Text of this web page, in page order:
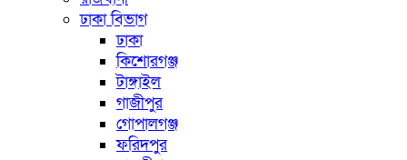
ঢাকা বিভাগ
ঢাকা
কিশোরগঞ্জ
টাঙ্গাইল
গাজীপুর
গোপালগঞ্জ
ফরিদপুর